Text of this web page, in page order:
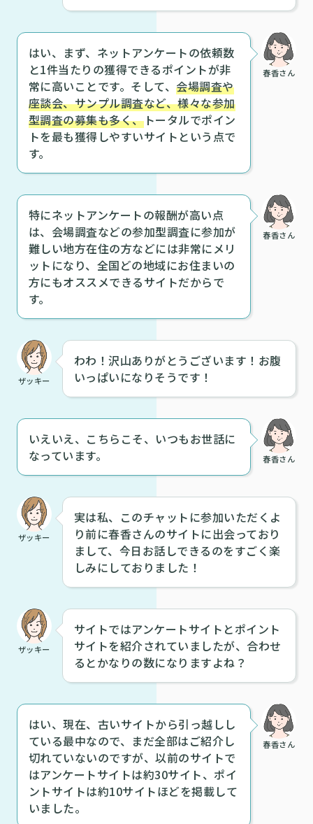
春香さん
はい、まず、ネットアンケートの依頼数
と1件当たりの獲得できるポイントが非
常に高いことです。そして、会場調査や
座談会、サンプル調査など、様々な参加
型調査の募集も多く、トータルでポイン
トを最も獲得しやすいサイトという点で
す。
春香さん
特にネットアンケートの報酬が高い点
は、会場調査などの参加型調査に参加が
難しい地方在住の方などには非常にメリ
ットになり、全国どの地域にお住まいの
方にもオススメできるサイトだからで
す。
ザッキー
わわ！沢山ありがとうございます！お腹
いっぱいになりそうです！
春香さん
いえいえ、こちらこそ、いつもお世話に
なっています。
ザッキー
実は私、このチャットに参加いただくよ
り前に春香さんのサイトに出会っており
まして、今日お話しできるのをすごく楽
しみにしておりました！
ザッキー
サイトではアンケートサイトとポイント
サイトを紹介されていましたが、合わせ
るとかなりの数になりますよね？
春香さん
はい、現在、古いサイトから引っ越しし
ている最中なので、まだ全部はご紹介し
切れていないのですが、以前のサイトで
はアンケートサイトは約30サイト、ポイ
ントサイトは約10サイトほどを掲載して
いました。